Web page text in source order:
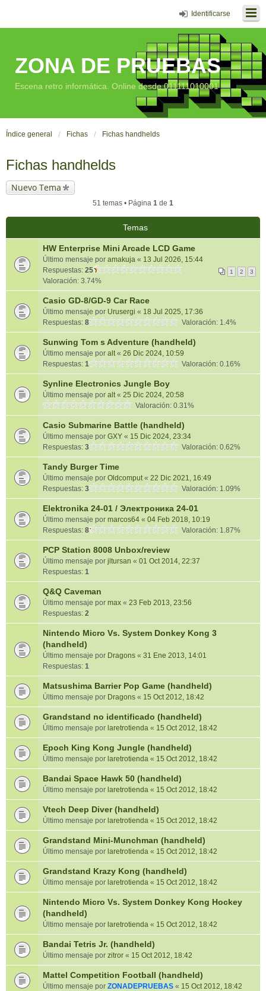
Identificarse
ZONA DE PRUEBAS
Escena retro informática. Online desde 011111010001
Índice general Fichas Fichas handhelds
Fichas handhelds
Nuevo Tema
51 temas • Página 1 de 1
Temas
HW Enterprise Mini Arcade LCD Game
Último mensaje por amakuja « 13 Jul 2026, 15:44
Respuestas: 25 1 2 3
Valoración: 3.74%
Casio GD-8/GD-9 Car Race
Último mensaje por Urusergi « 18 Jul 2025, 17:36
Respuestas: 8 Valoración: 1.4%
Sunwing Tom s Adventure (handheld)
Último mensaje por alt« 26 Dic 2024, 10:59
Respuestas: 1 Valoración: 0.16%
Synline Electronics Jungle Boy
Último mensaje por alt« 25 Dic 2024, 20:58
Valoración: 0.31%
Casio Submarine Battle (handheld)
Último mensaje por GXY « 15 Dic 2024, 23:34
Respuestas: 3 Valoración: 0.62%
Tandy Burger Time
Último mensaje por Oldcomput« 22 Dic 2021, 16:49
Respuestas: 3 Valoración: 1.09%
Elektronika 24-01 / Электроника 24-01
Último mensaje por marcos64 « 04 Feb 2018, 10:19
Respuestas: 8 Valoración: 1.87%
PCP Station 8008 Unbox/review
Último mensaje por jltursan « 01 Oct 2014, 22:37
Respuestas: 1
Q&Q Caveman
Último mensaje por max « 23 Feb 2013, 23:56
Respuestas: 2
Nintendo Micro Vs. System Donkey Kong 3
(handheld)
Último mensaje por Dragons « 31 Ene 2013, 14:01
Respuestas: 1
Matsushima Barrier Pop Game (handheld)
Último mensaje por Dragons « 15 Oct 2012, 18:42
Grandstand no identificado (handheld)
Último mensaje por laretrotienda « 15 Oct 2012, 18:42
Epoch King Kong Jungle (handheld)
Último mensaje por laretrotienda « 15 Oct 2012, 18:42
Bandai Space Hawk 50 (handheld)
Último mensaje por laretrotienda « 15 Oct 2012, 18:42
Vtech Deep Diver (handheld)
Último mensaje por laretrotienda « 15 Oct 2012, 18:42
Grandstand Mini-Munchman (handheld)
Último mensaje por laretrotienda « 15 Oct 2012, 18:42
Grandstand Krazy Kong (handheld)
Último mensaje por laretrotienda « 15 Oct 2012, 18:42
Nintendo Micro Vs. System Donkey Kong Hockey
(handheld)
Último mensaje por laretrotienda « 15 Oct 2012, 18:42
Bandai Tetris Jr. (handheld)
Último mensaje por zitror « 15 Oct 2012, 18:42
Mattel Competition Football (handheld)
Último mensaje por ZONADEPRUEBAS « 15 Oct 2012, 18:42